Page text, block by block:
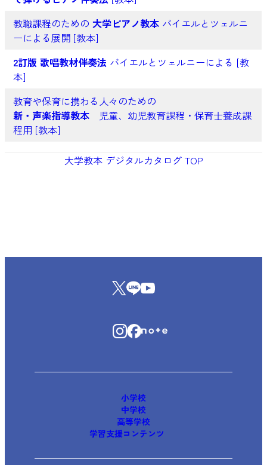
教職課程のための 大学ピアノ教本バイエルとツェルニ
ーによる展開 [教本]
2訂版 歌唱教材伴奏法 バイエルとツェルニーによる [教
本]
教育や保育に携わる人々のための
新・声楽指導教本児童、幼児教育課程・保育士養成課
程用 [教本]
大学教本 デジタルカタログ TOP
小学校
中学校
高等学校
学習支援コンテンツ